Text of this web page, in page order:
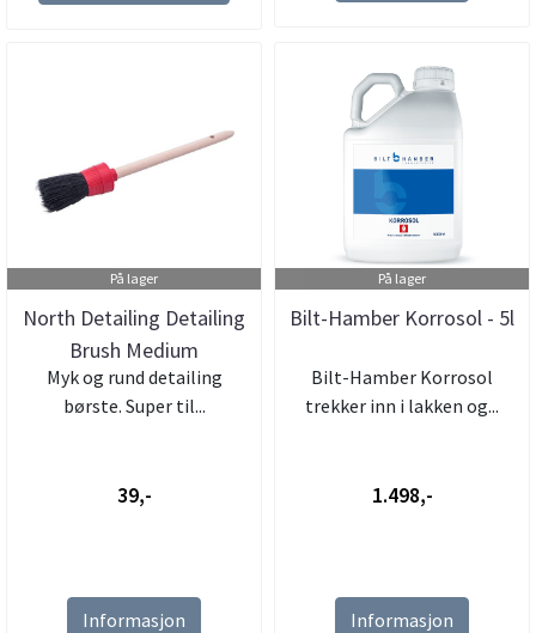
På lager
North Detailing Detailing
Brush Medium
Myk og rund detailing
børste. Super til...
39,-
Informasjon
På lager
Bilt-Hamber Korrosol - 5l
Bilt-Hamber Korrosol
trekker inn i lakken og...
1.498,-
Informasjon